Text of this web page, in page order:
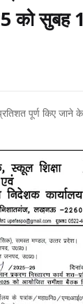
को सुबह
पूर्ण किए